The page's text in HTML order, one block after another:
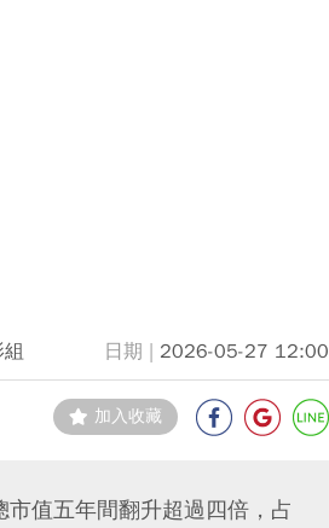
組 2026-05-27 12:00
加入收藏
值五年間翻升超過四倍，占